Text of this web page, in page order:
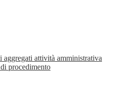
aggregati attività amministrativa
procedimento